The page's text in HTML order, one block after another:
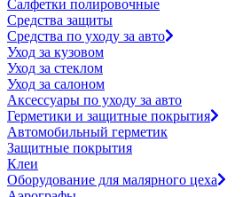
Салфетки полировочные
Средства защиты
Средства по уходу за авто
Уход за кузовом
Уход за стеклом
Уход за салоном
Аксессуары по уходу за авто
Герметики и защитные покрытия
Автомобильный герметик
Защитные покрытия
Клеи
Оборудование для малярного цеха